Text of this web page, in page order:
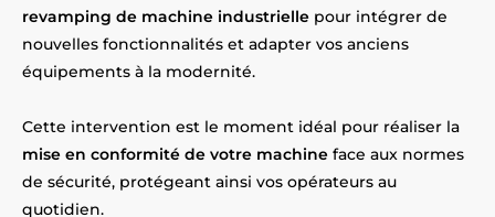
revamping de machine industrielle pour intégrer de
nouvelles fonctionnalités et adapter vos anciens
équipements à la modernité.
Cette intervention est le moment idéal pour réaliser la
mise en conformité de votre machine face aux normes
de sécurité, protégeant ainsi vos opérateurs au
quotidien.